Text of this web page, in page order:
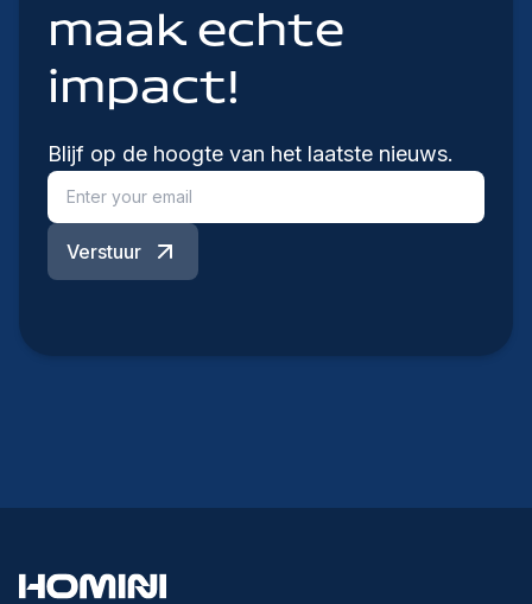
maak echte
impact!
Blijf op de hoogte van het laatste nieuws.
Verstuur